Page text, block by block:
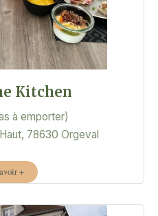
Kitchen
à emporter)
78630 Orgeval
+